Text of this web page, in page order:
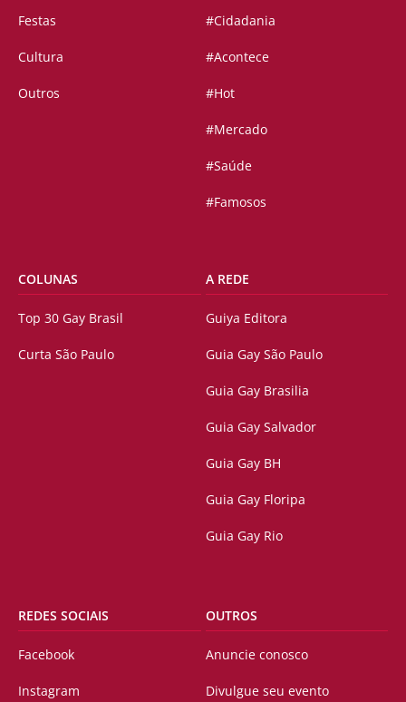
Festas
Cultura
Outros
#Cidadania
#Acontece
#Hot
#Mercado
#Saúde
#Famosos
COLUNAS
Top 30 Gay Brasil
Curta São Paulo
A REDE
Guiya Editora
Guia Gay São Paulo
Guia Gay Brasilia
Guia Gay Salvador
Guia Gay BH
Guia Gay Floripa
Guia Gay Rio
REDES SOCIAIS
Facebook
Instagram
OUTROS
Anuncie conosco
Divulgue seu evento